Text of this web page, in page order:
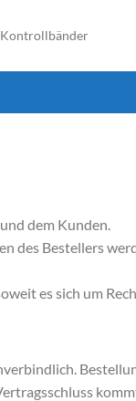
Kontrollbänder
dem Kunden.
des Bestellers
es sich um